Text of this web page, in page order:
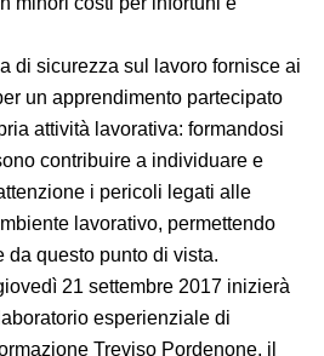
per la società che si ritrova
e malattie professionali.
di sicurezza sul lavoro
strumenti per un
sui rischi legati alla propria
correttamente essi
e valutare con
legati alle proprie
lavorativo, permettendo
da questo punto di vista.
21 settembre 2017